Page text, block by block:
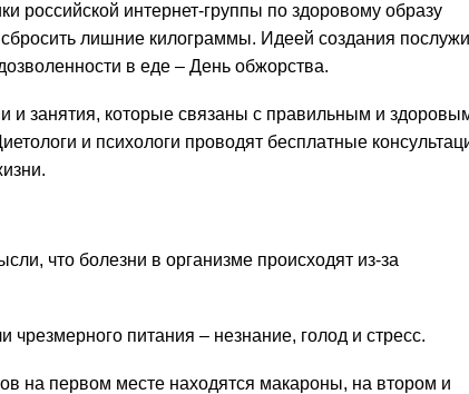
российской интернет-группы по здоровому образу
лишние килограммы. Идеей создания
в еде – День обжорства.
и занятия, которые связаны с правильным и
и психологи проводят бесплатные
что болезни в организме происходят из-за
питания – незнание, голод и стресс.
на первом месте находятся макароны, на втором и